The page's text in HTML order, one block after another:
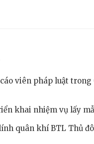
viên pháp luật trong
khai nhiệm vụ lấy
quân khí BTL Thủ